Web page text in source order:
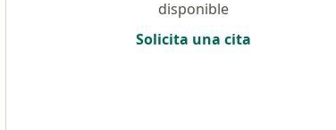
disponible
Solicita una cita